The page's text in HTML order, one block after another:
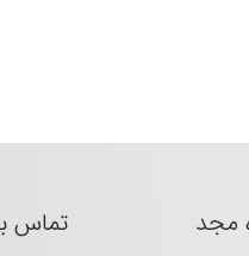
مجد تماس